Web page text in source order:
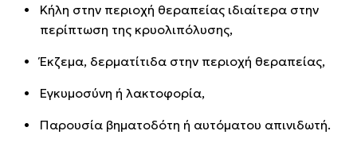
Κήλη στην περιοχή θεραπείας ιδιαίτερα στην
περίπτωση της κρυολιπόλυσης,
Έκζεμα, δερματίτιδα στην περιοχή θεραπείας,
Εγκυμοσύνη ή λακτοφορία,
Παρουσία βηματοδότη ή αυτόματου απινιδωτή.